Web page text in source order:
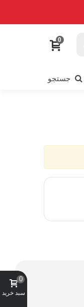
0
جستجو
سبد خرید
0